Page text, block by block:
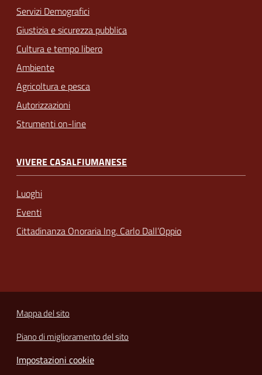
Servizi Demografici
Giustizia e sicurezza pubblica
Cultura e tempo libero
Ambiente
Agricoltura e pesca
Autorizzazioni
Strumenti on-line
VIVERE CASALFIUMANESE
Luoghi
Eventi
Cittadinanza Onoraria Ing. Carlo Dall’Oppio
Mappa del sito
Piano di miglioramento del sito
Impostazioni cookie